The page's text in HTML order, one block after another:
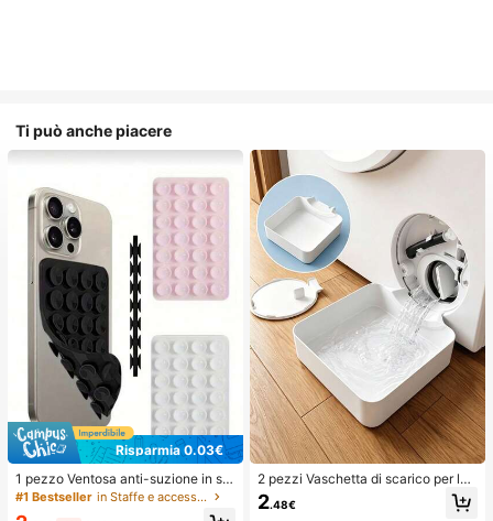
Ti può anche piacere
Risparmia 0.03€
1 pezzo Ventosa anti-suzione in sili
cone per telefono, 28 pezzi Ventos
#1 Bestseller in Staffe e accessori
2 pezzi Vaschetta di scarico per lav
atrice, Tappetino di protezione imp
ermeabile per pavimento della lava
2.48€